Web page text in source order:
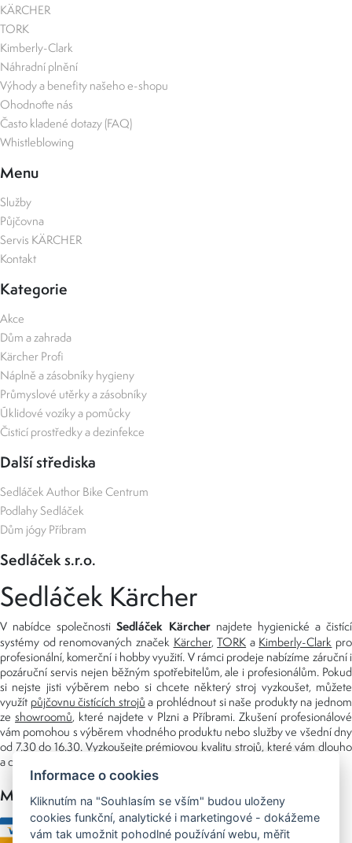
KÄRCHER
TORK
Kimberly-Clark
Náhradní plnění
Výhody a benefity našeho e-shopu
Ohodnoťte nás
Často kladené dotazy (FAQ)
Whistleblowing
Menu
Služby
Půjčovna
Servis KÄRCHER
Kontakt
Kategorie
Akce
Dům a zahrada
Kärcher Profi
Náplně a zásobníky hygieny
Průmyslové utěrky a zásobníky
Úklidové vozíky a pomůcky
Čisticí prostředky a dezinfekce
Další střediska
Sedláček Author Bike Centrum
Podlahy Sedláček
Dům jógy Příbram
Sedláček s.r.o.
Sedláček Kärcher
V nabídce společnostiSedláček Kärchernajdete hygienické a čistící
systémy od renomovaných značek Kärcher,TORK a Kimberly-Clark pro
profesionální, komerční i hobby využití. V rámci prodeje nabízíme záruční i
pozáruční servis nejen běžným spotřebitelům, ale i profesionálům. Pokud
si nejste jisti výběrem nebo si chcete některý stroj vyzkoušet, můžete
využít půjčovnu čistících strojů a prohlédnout si naše produkty na jednom
ze showroomů, které najdete v Plzni a Příbrami. Zkušení profesionálové
vám pomohou s výběrem vhodného produktu nebo služby ve všední dny
od 7.30 do 16.30. Vyzkoušejte prémiovou kvalitu strojů, které vám dlouho
a dobře poslouží nejen doma, ale i v zaměstnání.
Možnosti platby
Informace o cookies
Kliknutím na "Souhlasím se vším" budou uloženy
cookies funkční, analytické i marketingové - dokážeme
vám tak umožnit pohodlné používání webu, měřit